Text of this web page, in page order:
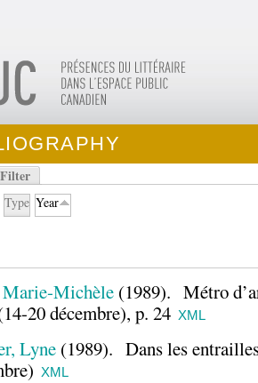
Filter
Type Year
Michèle (1989). Métro
20 décembre), p. 24 XML
Lyne (1989). Dans les
XML